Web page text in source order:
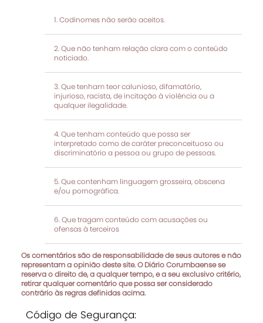
Codinomes não serão aceitos.
Que não tenham relação clara com o conteúdo
noticiado.
Que tenham teor calunioso, difamatório,
injurioso, racista, de incitação à violência ou a
qualquer ilegalidade.
Que tenham conteúdo que possa ser
interpretado como de caráter preconceituoso ou
discriminatório a pessoa ou grupo de pessoas.
Que contenham linguagem grosseira, obscena
e/ou pornográfica.
Que tragam conteúdo com acusações ou
ofensas à terceiros
Os comentários são de responsabilidade de seus autores e não
representam a opinião deste site. O Diário Corumbaense se
reserva o direito de, a qualquer tempo, e a seu exclusivo critério,
retirar qualquer comentário que possa ser considerado
contrário às regras definidas acima.
Código de Segurança: